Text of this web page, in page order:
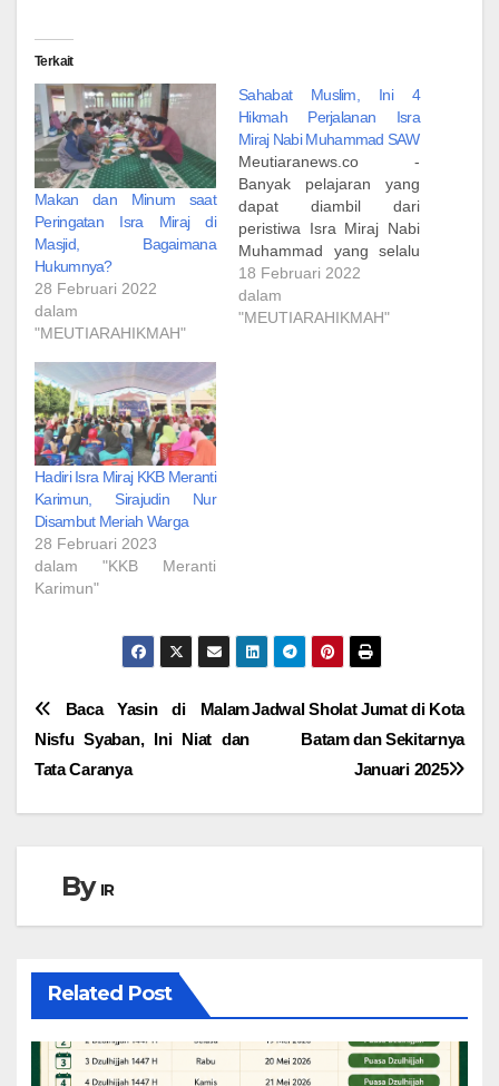
Terkait
Makan dan Minum saat
Peringatan Isra Miraj di
Masjid, Bagaimana
Hukumnya?
28 Februari 2022
dalam
"MEUTIARAHIKMAH"
Sahabat Muslim, Ini 4
Hikmah Perjalanan Isra
Miraj Nabi Muhammad SAW
Meutiaranews.co -
Banyak pelajaran yang
dapat diambil dari
peristiwa Isra Miraj Nabi
Muhammad yang selalu
diperingati pada 27
Rajab. Melansir laman
aboutislam.net, yang bisa
18 Februari 2022
dalam
"MEUTIARAHIKMAH"
Hadiri Isra Miraj KKB Meranti
Karimun, Sirajudin Nur
Disambut Meriah Warga
28 Februari 2023
dalam "KKB Meranti
Karimun"
Navigasi
pos
Jadwal Sholat Jumat di Kota
Batam dan Sekitarnya
Januari 2025
Baca Yasin di Malam
Nisfu Syaban, Ini Niat dan
Tata Caranya
By IR
Related Post